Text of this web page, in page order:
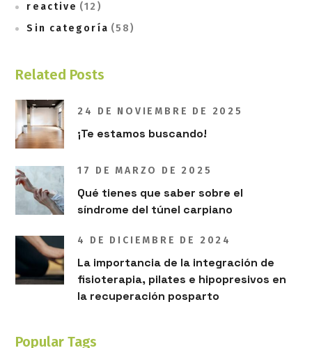
reactive (12)
Sin categoría (58)
Related Posts
24 DE NOVIEMBRE DE 2025
¡Te estamos buscando!
17 DE MARZO DE 2025
Qué tienes que saber sobre el
síndrome del túnel carpiano
4 DE DICIEMBRE DE 2024
La importancia de la integración de
fisioterapia, pilates e hipopresivos en
la recuperación posparto
Popular Tags